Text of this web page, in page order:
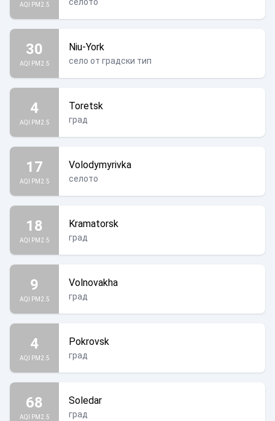
AQI PM2.5
30
AQI PM2.5
Niu-York
село от градски тип
4
AQI PM2.5
Toretsk
град
17
AQI PM2.5
Volodymyrivka
селото
18
AQI PM2.5
Kramatorsk
град
9
AQI PM2.5
Volnovakha
град
4
AQI PM2.5
Pokrovsk
град
68
AQI PM2.5
Soledar
град